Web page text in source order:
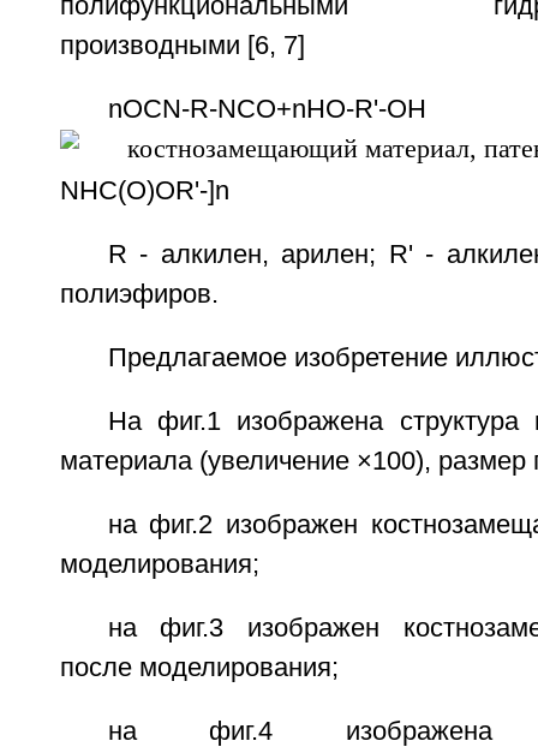
полифункциональными
производными [6, 7]
nOCN-R-NCO+nHO-R'-OH
NHC(O)OR'-]n
R - алкилен, арилен; R' -
полиэфиров.
Предлагаемое изобретение
На фиг.1 изображена структура
материала (увеличение ×100),
на фиг.2 изображен
моделирования;
на фиг.3 изображен
после моделирования;
на фиг.4 изображена